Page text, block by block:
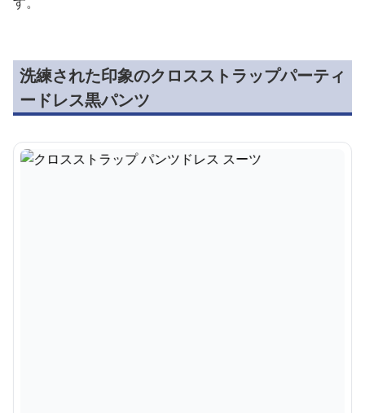
洗練された印象のクロスストラップパーティ
ードレス黒パンツ